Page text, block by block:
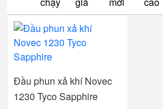
Đầu phun xả khí Novec
1230 Tyco Sapphire